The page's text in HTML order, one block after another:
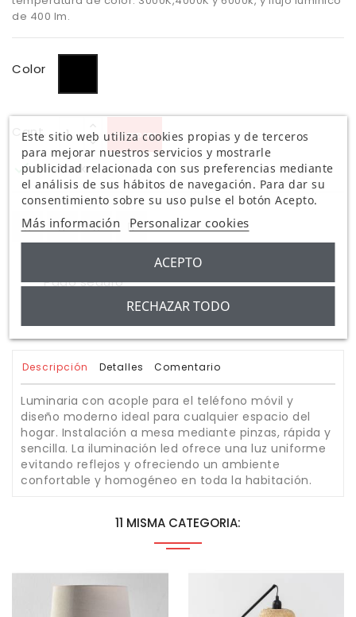
de 400 lm.
Color
Cant. Comprar
En stock
Pago seguro
Transporte Gratuito en Península
Descripción Detalles Comentario
Luminaria con acople para el teléfono móvil y
diseño moderno ideal para cualquier espacio del
hogar. Instalación a mesa mediante pinzas, rápida y
sencilla. La iluminación led ofrece una luz uniforme
evitando reflejos y ofreciendo un ambiente
confortable y homogéneo en toda la habitación.
11 MISMA CATEGORIA:
Este sitio web utiliza cookies propias y de terceros
para mejorar nuestros servicios y mostrarle
publicidad relacionada con sus preferencias mediante
el análisis de sus hábitos de navegación. Para dar su
consentimiento sobre su uso pulse el botón Acepto.
Más información Personalizar cookies
RECHAZAR TODO
ACEPTO